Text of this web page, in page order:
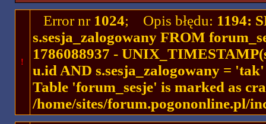
!
Error nr 1024; Opis błędu: 1194:
s.sesja_zalogowany FROM
1786088937 -
u.id AND s.sesja_zalogowany =
Table 'forum_sesje' is marked as
/home/sites/forum.pogononline.pl/